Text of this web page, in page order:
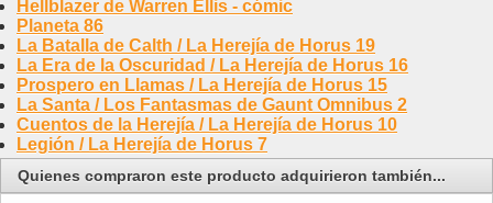
Hellblazer de Warren Ellis - cómic
Planeta 86
La Batalla de Calth / La Herejía de Horus 19
La Era de la Oscuridad / La Herejía de Horus 16
Prospero en Llamas / La Herejía de Horus 15
La Santa / Los Fantasmas de Gaunt Omnibus 2
Cuentos de la Herejía / La Herejía de Horus 10
Legión / La Herejía de Horus 7
Quienes compraron este producto adquirieron también...